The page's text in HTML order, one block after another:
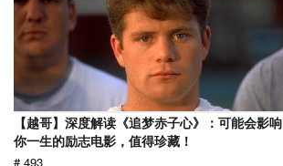
【越哥】深度解读《追梦赤子心》：可能会影响
你一生的励志电影，值得珍藏！
# 493